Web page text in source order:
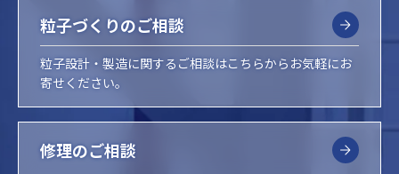
粒子づくりのご相談
粒子設計・製造に関するご相談はこちらからお気軽にお
寄せください。
修理のご相談